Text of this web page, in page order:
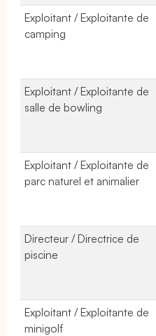
Exploitant / Exploitante de
camping
Exploitant / Exploitante de
salle de bowling
Exploitant / Exploitante de
parc naturel et animalier
Directeur / Directrice de
piscine
Exploitant / Exploitante de
minigolf